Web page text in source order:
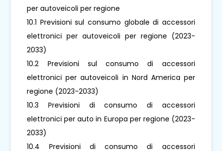
per autoveicoli per regione
10.1 Previsioni sul consumo globale di accessori
elettronici per autoveicoli per regione (2023-
2033)
10.2 Previsioni sul consumo di accessori
elettronici per autoveicoli in Nord America per
regione (2023-2033)
10.3 Previsioni di consumo di accessori
elettronici per auto in Europa per regione (2023-
2033)
10.4 Previsioni di consumo di accessori